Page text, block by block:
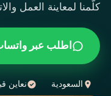
كلّمنا لمعاينة العمل
اطلب عبر
السعودية نعاين